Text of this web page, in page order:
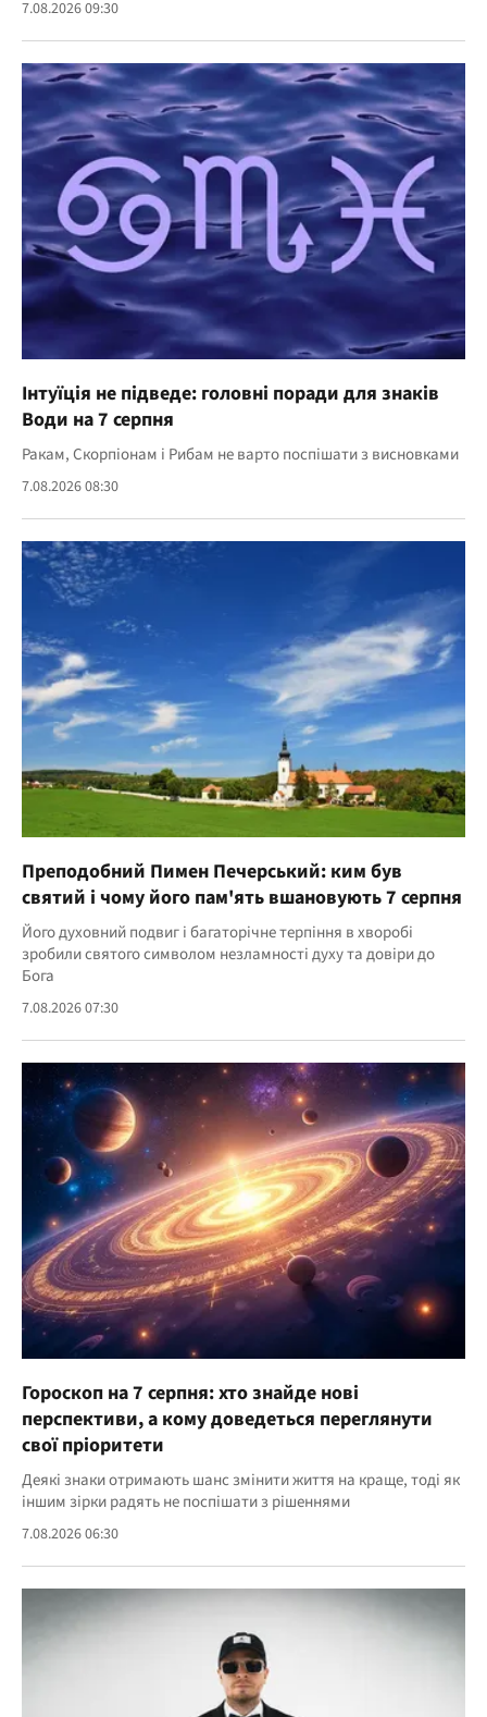
7.08.2026 09:30
Інтуїція не підведе: головні поради для знаків
Води на 7 серпня
Ракам, Скорпіонам і Рибам не варто поспішати з висновками
7.08.2026 08:30
Преподобний Пимен Печерський: ким був
святий і чому його пам'ять вшановують 7 серпня
Його духовний подвиг і багаторічне терпіння в хворобі
зробили святого символом незламності духу та довіри до
Бога
7.08.2026 07:30
Гороскоп на 7 серпня: хто знайде нові
перспективи, а кому доведеться переглянути
свої пріоритети
Деякі знаки отримають шанс змінити життя на краще, тоді як
іншим зірки радять не поспішати з рішеннями
7.08.2026 06:30